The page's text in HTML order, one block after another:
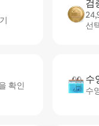
검
선
확인
수
수